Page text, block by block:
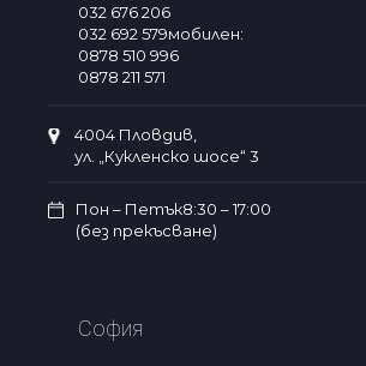
032 676 206
032 692 579мобилен:
0878 510 996
0878 211 571
4004 Пловдив,
ул. „Кукленско шосе“ 3
Пон – Петък8:30 – 17:00
(без прекъсване)
София